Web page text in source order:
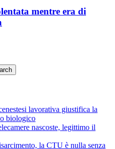
mentre era di
lavorativa giustifica la
biologico
nascoste, legittimo il
la CTU è nulla senza